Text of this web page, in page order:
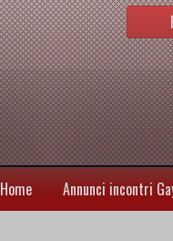
Home Annunci incontri